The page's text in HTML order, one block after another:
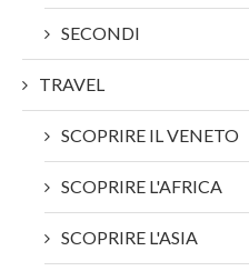
SECONDI
TRAVEL
SCOPRIRE IL VENETO
SCOPRIRE L'AFRICA
SCOPRIRE L'ASIA